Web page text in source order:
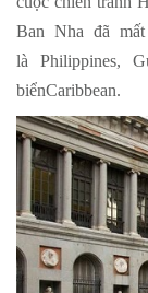
Ban Nha đã
là Philippines,
biểnCaribbean.